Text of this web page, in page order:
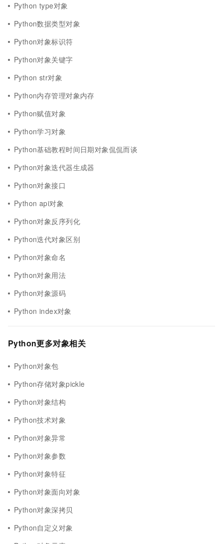
Python type对象
Python数据类型对象
Python对象标识符
Python对象关键字
Python str对象
Python内存管理对象内存
Python赋值对象
Python学习对象
Python基础教程时间日期对象侃侃而谈
Python对象迭代器生成器
Python对象接口
Python api对象
Python对象反序列化
Python迭代对象区别
Python对象命名
Python对象用法
Python对象源码
Python index对象
Python更多对象相关
Python对象包
Python存储对象pickle
Python对象结构
Python技术对象
Python对象异常
Python对象参数
Python对象特征
Python对象面向对象
Python对象深拷贝
Python自定义对象